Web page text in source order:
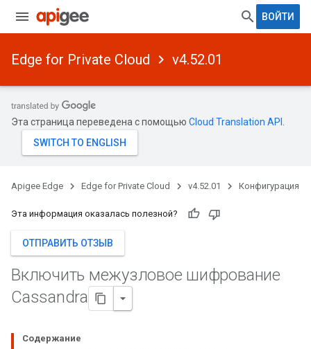
ВОЙТИ
Edge for Private Cloud v4.52.01
Эта страница переведена с помощью Cloud Translation API
Apigee Edge Edge for Private Cloud v4.52.01 Конфигурация
Эта информация оказалась полезной?
ОТПРАВИТЬ ОТЗЫВ
Включить межузловое шифрование
Cassandra
Содержание